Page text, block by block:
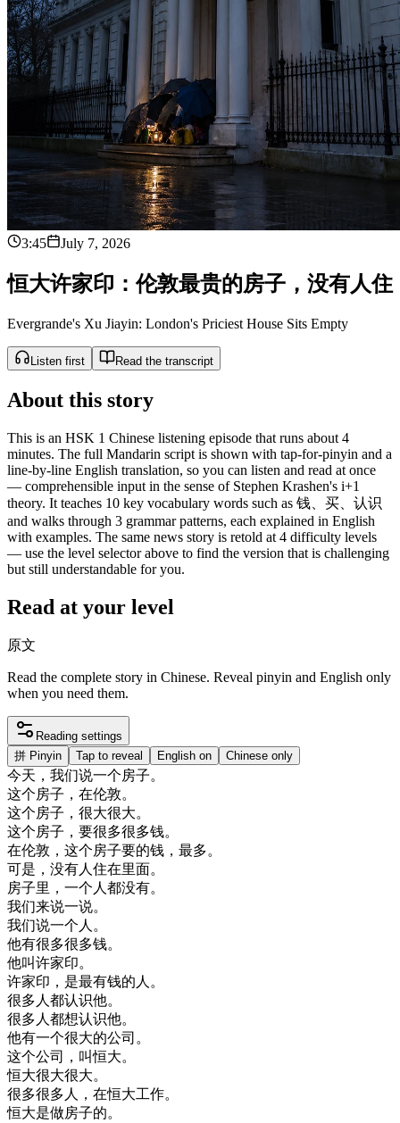
3:45 July 7, 2026
恒大许家印 ：伦敦最贵的房子 ， 没有人住
Evergrande's Xu Jiayin: London's Priciest House Sits Empty
Listen first Read the transcript
About this story
This is an HSK 1 Chinese listening episode that runs about 4
minutes. The full Mandarin script is shown with tap-for-pinyin and a
line-by-line English translation, so you can listen and read at once
— comprehensible input in the sense of Stephen Krashen's i+1
theory. It teaches 10 key vocabulary words such as 钱、买、认识
and walks through 3 grammar patterns, each explained in English
with examples. The same news story is retold at 4 difficulty levels
— use the level selector above to find the version that is challenging
but still understandable for you.
Read at your level
原文
Read the complete story in Chinese. Reveal pinyin and English only
when you need them.
Reading settings
拼 Pinyin Tap to reveal English on Chinese only
今天 ， 我们说一个房子。
这个房子 ， 在伦敦。
这个房子 ， 很大很大。
这个房子 ， 要很多很多钱。
在伦敦 ， 这个房子要的钱 ， 最多。
可是 ， 没有人住在里面。
房子里 ， 一个人都没有。
我们来说一说。
我们说一个人。
他有很多很多钱。
他叫许家印。
许家印 ， 是最有钱的人。
很多人都认识他。
很多人都想认识他。
他有一个很大的公司 。
这个公司 ， 叫恒大。
恒大很大很大。
很多很多人 ， 在恒大工作。
恒大是做房子的。